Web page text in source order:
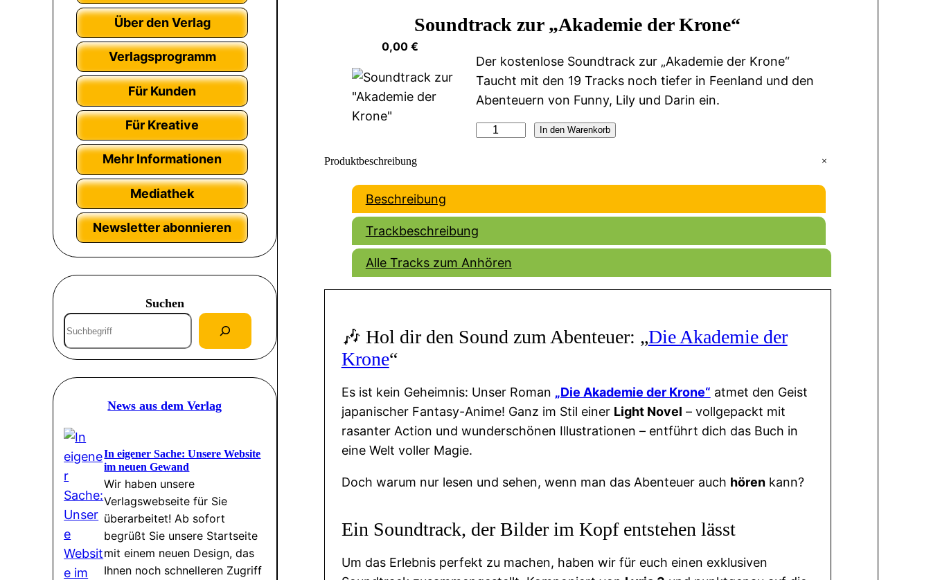
Über den Verlag
Verlagsprogramm
Für Kunden
Für Kreative
Mehr Informationen
Mediathek
Newsletter abonnieren
Suchen
S
u
c
h
News aus dem Verlag
In eigener Sache: Unsere Website
im neuen Gewand
Wir haben unsere
Verlagswebseite für Sie
überarbeitet! Ab sofort
begrüßt Sie unsere Startseite
mit einem neuen Design, das
Ihnen noch schnelleren Zugriff
Soundtrack zur „Akademie der Krone“
0,00 €
Der kostenlose Soundtrack zur „Akademie der Krone“
Taucht mit den 19 Tracks noch tiefer in Feenland und den
Abenteuern von Funny, Lily und Darin ein.
n
t
r
a
c
u
A
e
e
d
e
In den Warenkorb
Produktbeschreibung +
Beschreibung
Trackbeschreibung
Alle Tracks zum Anhören
🎶 Hol dir den Sound zum Abenteuer: „Die Akademie der
Krone“
Es ist kein Geheimnis: Unser Roman „Die Akademie der Krone“ atmet den Geist
japanischer Fantasy-Anime! Ganz im Stil einer Light Novel – vollgepackt mit
rasanter Action und wunderschönen Illustrationen – entführt dich das Buch in
eine Welt voller Magie.
Doch warum nur lesen und sehen, wenn man das Abenteuer auch hörenkann?
Ein Soundtrack, der Bilder im Kopf entstehen lässt
Um das Erlebnis perfekt zu machen, haben wir für euch einen exklusiven